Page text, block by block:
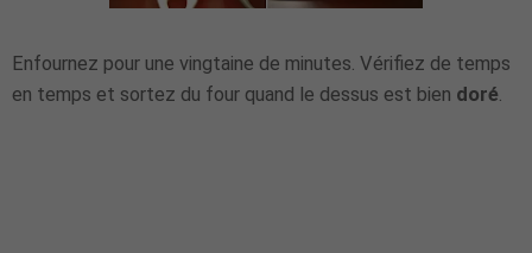
Enfournez pour une vingtaine de minutes. Vérifiez de temps
en temps et sortez du four quand le dessus est bien doré